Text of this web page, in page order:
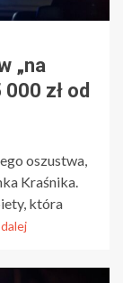
„na
zł od
oszustwa,
Kraśnika.
która